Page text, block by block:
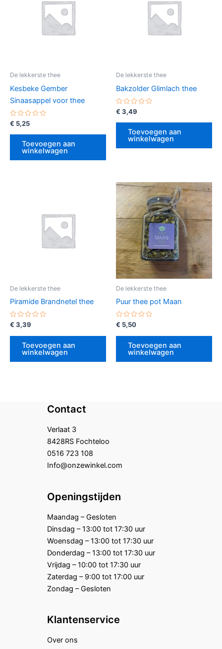
De lekkerste thee
Kesbeke Gember
Sinaasappel voor thee
Gewaardeerd
0
uit
€ 5,25
Toevoegen aan
winkelwagen
De lekkerste thee
Bakzolder Glimlach thee
Gewaardeerd
0
uit
€ 3,49
Toevoegen aan
winkelwagen
De lekkerste thee
Piramide Brandnetel thee
Gewaardeerd
uit
€ 3,39
Toevoegen aan
winkelwagen
De lekkerste thee
Puur thee pot Maan
Gewaardeerd
uit
€ 5,50
Toevoegen aan
winkelwagen
Contact
Verlaat 3
8428RS Fochteloo
0516 723 108
Info@onzewinkel.com
Openingstijden
Maandag – Gesloten
Dinsdag – 13:00 tot 17:30 uur
Woensdag – 13:00 tot 17:30 uur
Donderdag – 13:00 tot 17:30 uur
Vrijdag – 10:00 tot 17:30 uur
Zaterdag – 9:00 tot 17:00 uur
Zondag – Gesloten
Klantenservice
Over ons